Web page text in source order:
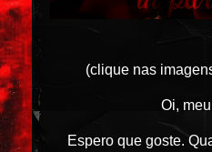
(clique nas
Oi,
Espero que goste.